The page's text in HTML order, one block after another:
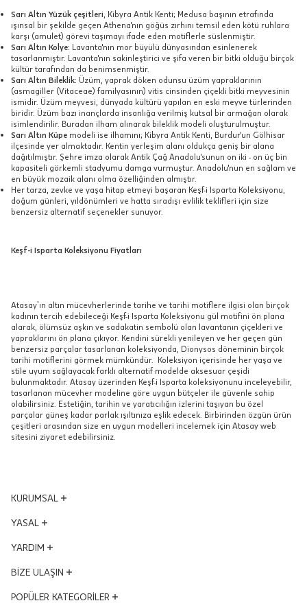
Sarı Altın Yüzük çeşitleri , Kibyra Antik Kenti; Medusa başının etrafında
ışınsal bir şekilde geçen Athena'nın göğüs zırhını temsil eden kötü ruhlara
karşı (amulet) görevi taşımayı ifade eden motiflerle süslenmiştir.
Sarı Altın Kolye: Lavanta'nın mor büyülü dünyasından esinlenerek
tasarlanmıştır. Lavanta'nın sakinleştirici ve şifa veren bir bitki olduğu birçok
kültür tarafından da benimsenmiştir.
Sarı Altın Bileklik: Üzüm, yaprak döken odunsu üzüm yapraklarının
(asmagiller (Vitaceae) familyasının) vitis cinsinden çiçekli bitki meyvesinin
ismidir. Üzüm meyvesi, dünyada kültürü yapılan en eski meyve türlerinden
biridir. Üzüm bazı inançlarda insanlığa verilmiş kutsal bir armağan olarak
isimlendirilir. Buradan ilham alınarak bileklik modeli oluşturulmuştur.
Sarı Altın Küpe modeli ise ilhamını; Kibyra Antik Kenti, Burdur'un Gölhisar
ilçesinde yer almaktadır. Kentin yerleşim alanı oldukça geniş bir alana
dağıtılmıştır. Şehre imza olarak Antik Çağ Anadolu'sunun on iki - on üç bin
kapasiteli görkemli stadyumu damga vurmuştur. Anadolu'nun en sağlam ve
en büyük mozaik alanı olma özelliğinden almıştır.
Her tarza, zevke ve yaşa hitap etmeyi başaran Keşf-i Isparta Koleksiyonu,
doğum günleri, yıldönümleri ve hatta sıradışı evlilik teklifleri için size
benzersiz alternatif seçenekler sunuyor.
Keşf-i Isparta Koleksiyonu Fiyatları
Atasay’ın altın mücevherlerinde tarihe ve tarihi motiflere ilgisi olan birçok
kadının tercih edebileceği Keşf-i Isparta Koleksiyonu gül motifini ön plana
alarak, ölümsüz aşkın ve sadakatin sembolü olan lavantanın çiçekleri ve
yapraklarını ön plana çıkıyor. Kendini sürekli yenileyen ve her geçen gün
benzersiz parçalar tasarlanan koleksiyonda, Dionysos döneminin birçok
tarihi motiflerini görmek mümkündür. Koleksiyon içerisinde her yaşa ve
stile uyum sağlayacak farklı alternatif modelde aksesuar çeşidi
bulunmaktadır. Atasay üzerinden Keşf-i Isparta koleksiyonunu inceleyebilir,
tasarlanan mücevher modeline göre uygun bütçeler ile güvenle sahip
olabilirsiniz. Estetiğin, tarihin ve yaratıcılığın izlerini taşıyan bu özel
parçalar güneş kadar parlak ışıltınıza eşlik edecek. Birbirinden özgün ürün
çeşitleri arasından size en uygun modelleri incelemek için Atasay web
sitesini ziyaret edebilirsiniz.
KURUMSAL
Yönetim Kurulu
Dünden Bugüne
Ödüllerimiz
Kampanyalar
YASAL
KVKK Aydınlatma Metni
Kalite ve Çevre Politikası
Çerez Politikası
YARDIM
Hesabım
İptal & İade Şartları
BİZE ULAŞIN
Adres ve Konum
POPÜLER KATEGORİLER